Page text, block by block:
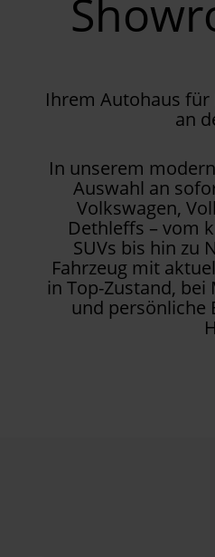
Ihrem Autohaus
an
In unserem
Auswahl an
Volkswagen,
Dethleffs – vom
SUVs bis hin zu
Fahrzeug mit
in Top-Zustand,
und persönliche